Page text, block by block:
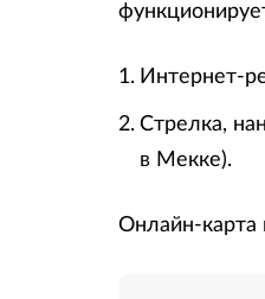
Интернет-
Стрелка,
в Мекке).
Онлайн-карта